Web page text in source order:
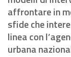
affrontare in
sfide che
linea con
urbana